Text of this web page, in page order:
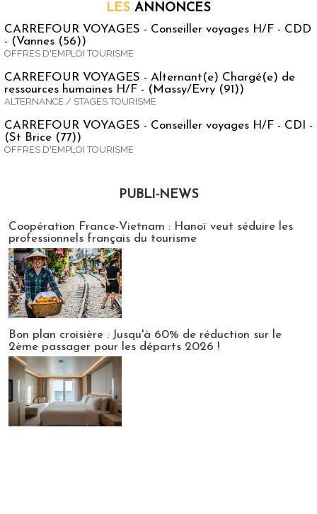
LES ANNONCES
CARREFOUR VOYAGES - Conseiller voyages H/F - CDD
- (Vannes (56))
OFFRES D'EMPLOI TOURISME
CARREFOUR VOYAGES - Alternant(e) Chargé(e) de
ressources humaines H/F - (Massy/Evry (91))
ALTERNANCE / STAGES TOURISME
CARREFOUR VOYAGES - Conseiller voyages H/F - CDI -
(St Brice (77))
OFFRES D'EMPLOI TOURISME
PUBLI-NEWS
Coopération France-Vietnam : Hanoï veut séduire les
professionnels français du tourisme
Bon plan croisière : Jusqu'à 60% de réduction sur le
2ème passager pour les départs 2026 !